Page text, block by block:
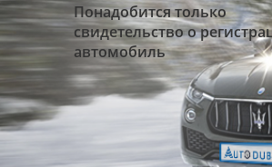
Понадобится только
свидетельство о
автомобиль